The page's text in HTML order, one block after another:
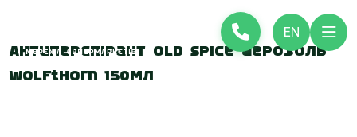
EN
Антиперспірант Old Spice аерозоль
Wolfthorn 150мл